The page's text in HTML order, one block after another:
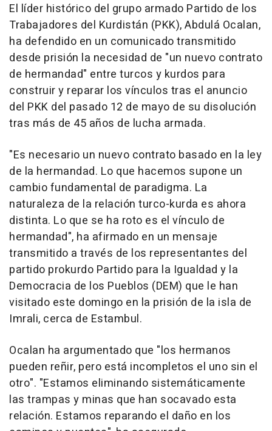
El líder histórico del grupo armado Partido de los
Trabajadores del Kurdistán (PKK), Abdulá Ocalan,
ha defendido en un comunicado transmitido
desde prisión la necesidad de "un nuevo contrato
de hermandad" entre turcos y kurdos para
construir y reparar los vínculos tras el anuncio
del PKK del pasado 12 de mayo de su disolución
tras más de 45 años de lucha armada.
"Es necesario un nuevo contrato basado en la ley
de la hermandad. Lo que hacemos supone un
cambio fundamental de paradigma. La
naturaleza de la relación turco-kurda es ahora
distinta. Lo que se ha roto es el vínculo de
hermandad", ha afirmado en un mensaje
transmitido a través de los representantes del
partido prokurdo Partido para la Igualdad y la
Democracia de los Pueblos (DEM) que le han
visitado este domingo en la prisión de la isla de
Imrali, cerca de Estambul.
Ocalan ha argumentado que "los hermanos
pueden reñir, pero está incompletos el uno sin el
otro". "Estamos eliminando sistemáticamente
las trampas y minas que han socavado esta
relación. Estamos reparando el daño en los